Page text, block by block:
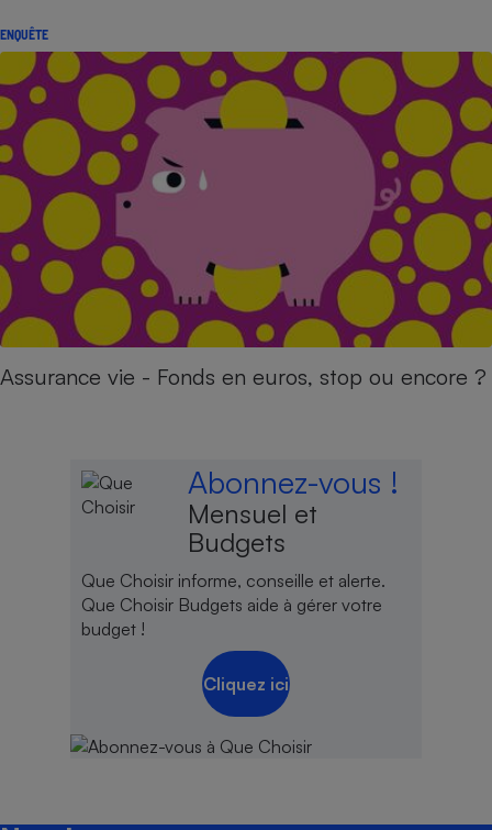
ENQUÊTE
Assurance vie - Fonds en euros, stop ou encore ?
Abonnez-vous !
Mensuel et
Budgets
Que Choisir informe, conseille et alerte.
Que Choisir Budgets aide à gérer votre
budget !
Cliquez ici